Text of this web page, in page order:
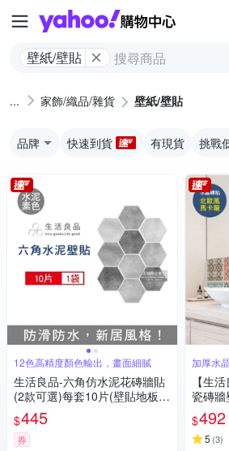
Yahoo
壁紙/壁貼
家飾/織品/雜貨 壁紙/壁貼
品牌 快速到貨 有現貨 挑戰
12色高精度顏色輸出，畫面細膩
生活良品-六角仿水泥花磚牆貼
(2款可選)每套10片(壁貼地板貼
紙,復古風格壁紙,仿六角磁磚牆
貼,DIY防水即撕即貼裝飾材料
貼片,模擬磁磚牆面家飾貼紙)
$445
券
加厚水
【生
瓷磚牆
$492
5 (3)